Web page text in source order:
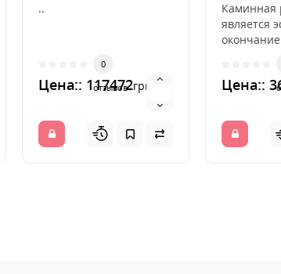
..
0
отзывов
Цена:: 117472грн.
Каминная
является
горячий
камина. ..
Цена::